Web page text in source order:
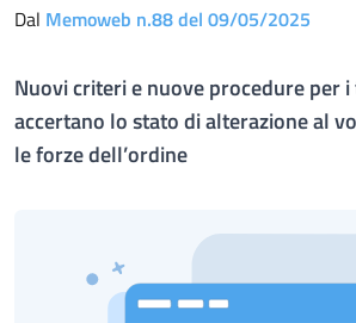
Dal Memoweb n.88 del 09/05/2025
Nuovi criteri e nuove procedure per i
accertano lo stato di alterazione al
le forze dell’ordine